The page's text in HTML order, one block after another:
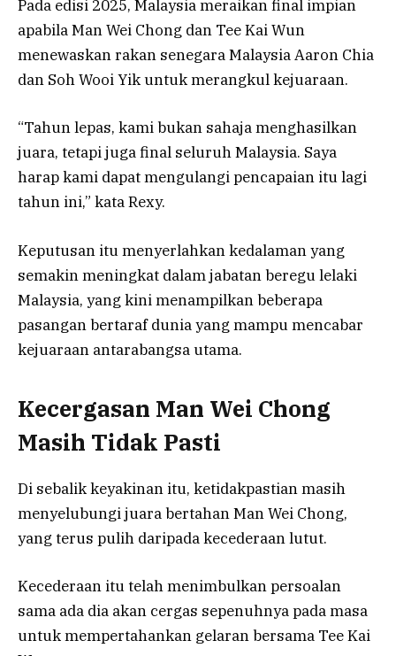
Pada edisi 2025, Malaysia meraikan final impian
apabila Man Wei Chong dan Tee Kai Wun
menewaskan rakan senegara Malaysia Aaron Chia
dan Soh Wooi Yik untuk merangkul kejuaraan.
“Tahun lepas, kami bukan sahaja menghasilkan
juara, tetapi juga final seluruh Malaysia. Saya
harap kami dapat mengulangi pencapaian itu lagi
tahun ini,” kata Rexy.
Keputusan itu menyerlahkan kedalaman yang
semakin meningkat dalam jabatan beregu lelaki
Malaysia, yang kini menampilkan beberapa
pasangan bertaraf dunia yang mampu mencabar
kejuaraan antarabangsa utama.
Kecergasan Man Wei Chong
Masih Tidak Pasti
Di sebalik keyakinan itu, ketidakpastian masih
menyelubungi juara bertahan Man Wei Chong,
yang terus pulih daripada kecederaan lutut.
Kecederaan itu telah menimbulkan persoalan
sama ada dia akan cergas sepenuhnya pada masa
untuk mempertahankan gelaran bersama Tee Kai